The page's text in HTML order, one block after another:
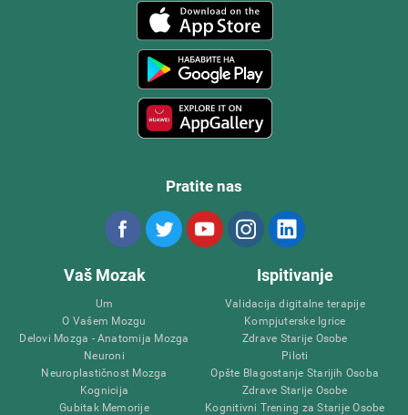
Pratite nas
Vaš Mozak
Um
O Vašem Mozgu
Delovi Mozga - Anatomija Mozga
Neuroni
Neuroplastičnost Mozga
Kognicija
Gubitak Memorije
Ispitivanje
Validacija digitalne terapije
Kompjuterske Igrice
Zdrave Starije Osobe
Piloti
Opšte Blagostanje Starijih Osoba
Zdrave Starije Osobe
Kognitivni Trening za Starije Osobe